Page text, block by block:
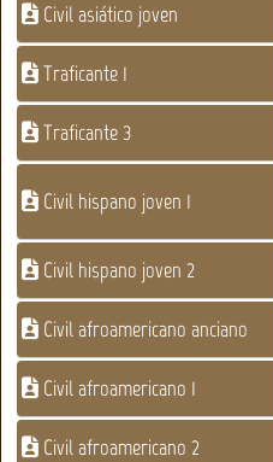
Civil asiático joven
Traficante 1
Traficante 3
Civil hispano joven 1
Civil hispano joven 2
Civil afroamericano anciano
Civil afroamericano 1
Civil afroamericano 2